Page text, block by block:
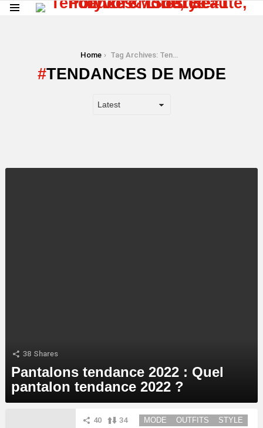
Home Tag Archives: Tendances de mode
TENDANCES DE MODE
38 Shares
Pantalons tendance 2022 : Quel
pantalon tendance 2022 ?
40 34 MODE OUTFITS STYLE